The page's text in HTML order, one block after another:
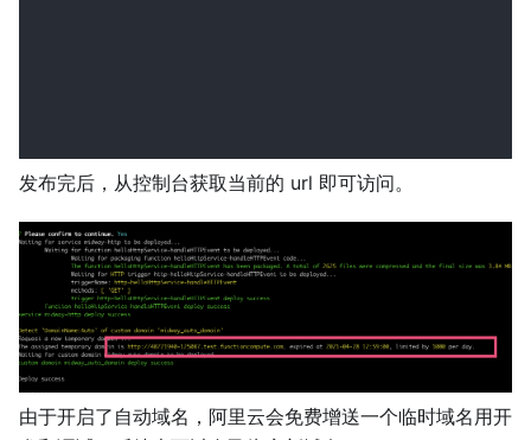
发布完后，从控制台获取当前的 url 即可访问。
由于开启了自动域名，阿里云会免费增送一个临时域名用开